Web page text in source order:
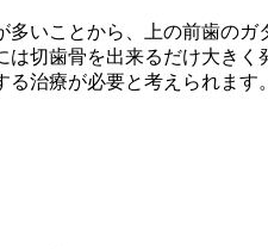
いことから、上の前歯の
切歯骨を出来るだけ大き
治療が必要と考えられま